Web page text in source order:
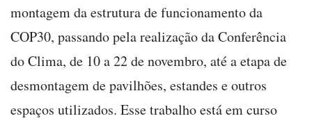
montagem da estrutura de funcionamento da
COP30, passando pela realização da Conferência
do Clima, de 10 a 22 de novembro, até a etapa de
desmontagem de pavilhões, estandes e outros
espaços utilizados. Esse trabalho está em curso